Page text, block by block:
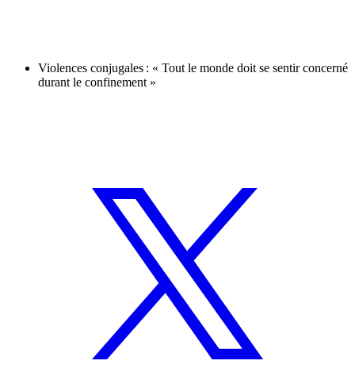
Violences conjugales : « Tout le monde doit se sentir concerné
durant le confinement »